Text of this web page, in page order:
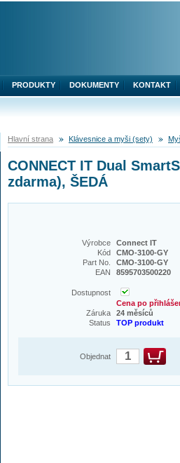
Hlavní strana Klávesnice a myši (sety)
CONNECT IT Dual
zdarma), ŠEDÁ
Výrobce
Connect IT
Kód
CMO-3100-GY
Part No.
CMO-3100-GY
EAN
8595703500220
Dostupnost
Cena po
Záruka
24 měsíců
Status
TOP produkt
Objednat
PRODUKTY DOKUMENTY KONTAKT